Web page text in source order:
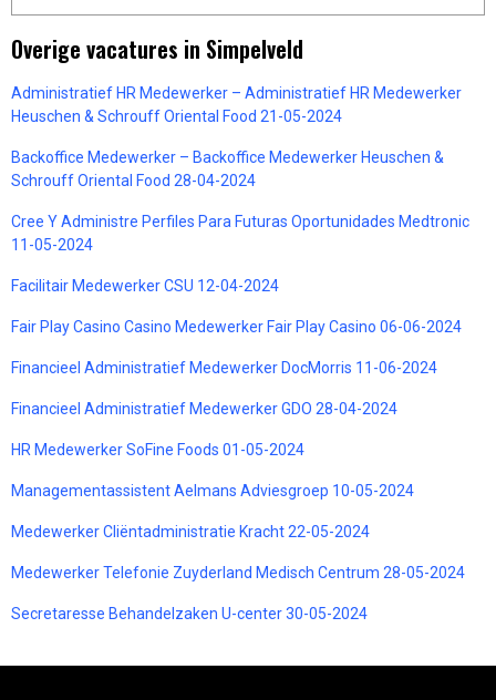
Overige vacatures in Simpelveld
Administratief HR Medewerker – Administratief HR Medewerker
Heuschen & Schrouff Oriental Food 21-05-2024
Backoffice Medewerker – Backoffice Medewerker Heuschen &
Schrouff Oriental Food 28-04-2024
Cree Y Administre Perfiles Para Futuras Oportunidades Medtronic
11-05-2024
Facilitair Medewerker CSU 12-04-2024
Fair Play Casino Casino Medewerker Fair Play Casino 06-06-2024
Financieel Administratief Medewerker DocMorris 11-06-2024
Financieel Administratief Medewerker GDO 28-04-2024
HR Medewerker SoFine Foods 01-05-2024
Managementassistent Aelmans Adviesgroep 10-05-2024
Medewerker Cliëntadministratie Kracht 22-05-2024
Medewerker Telefonie Zuyderland Medisch Centrum 28-05-2024
Secretaresse Behandelzaken U-center 30-05-2024